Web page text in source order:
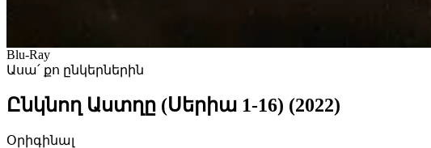
Blu-Ray
Ասա՛ քո ընկերներին
Ընկնող Աստղը (Սերիա 1-16) (2022)
Օրիգինալ